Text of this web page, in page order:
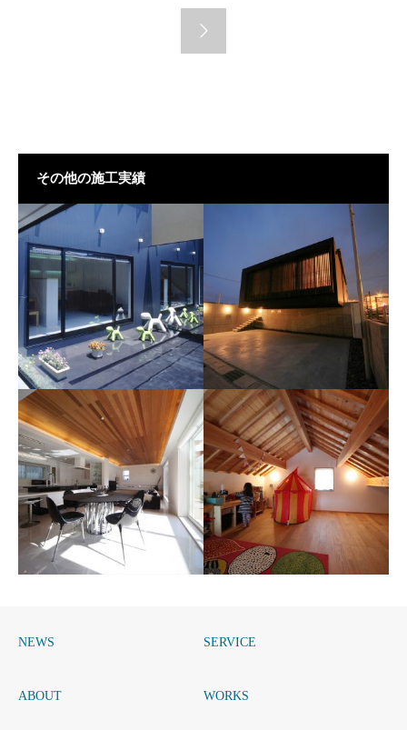
その他の施工実績
亀崎の家
竹田裕二建築設計事務所
大高の家
竹田裕二建築設計事務所
竹田裕二建築設計事務所 竹田裕二建築設計事務所
NEWS SERVICE
ABOUT WORKS